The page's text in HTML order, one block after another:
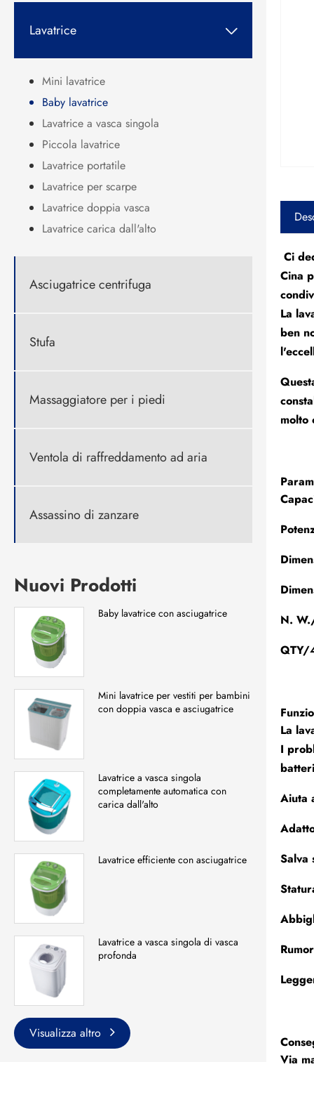
Lavatrice 
Mini lavatrice
Baby lavatrice
Lavatrice a vasca singola
Piccola lavatrice
Lavatrice portatile
Lavatrice per scarpe
Lavatrice doppia vasca
Lavatrice carica dall'alto
Asciugatrice centrifuga
Stufa
Massaggiatore per i piedi
Ventola di raffreddamento ad aria
Assassino di zanzare
Nuovi Prodotti
Baby lavatrice con asciugatrice
Mini lavatrice per vestiti per bambini
con doppia vasca e asciugatrice
Lavatrice a vasca singola
completamente automatica con
carica dall'alto
Lavatrice efficiente con asciugatrice
Lavatrice a vasca singola di vasca
profonda
Visualizza altro
Ci
Cina
La
ben
molto
N.
QTY/
La
I
Aiuta
Salva
Via